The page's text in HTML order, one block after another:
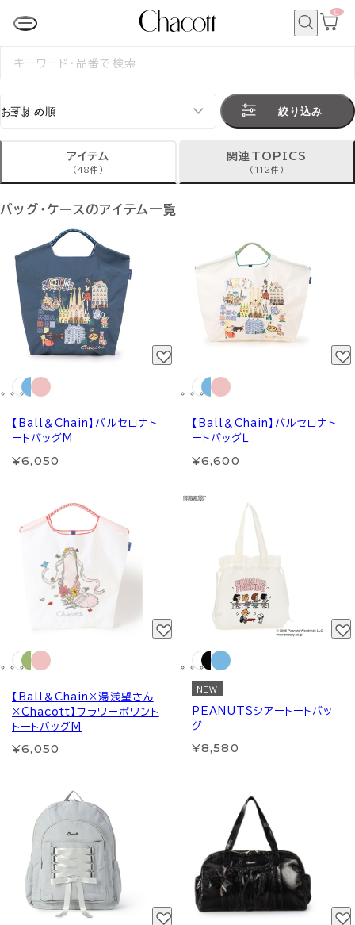
カ
0
検
絞り込み
アイテム
(48件)
関連TOPICS
(112件)
バッグ・ケースのアイテム一覧
【Ball＆Chain】バルセロナト
ートバッグM
¥6,050
【Ball＆Chain】バルセロナト
ートバッグＬ
¥6,600
【Ball＆Chain×湯浅望さん
×Chacott】フラワーポワント
トートバッグM
¥6,050
NEW
PEANUTSシアートートバッ
グ
¥8,580